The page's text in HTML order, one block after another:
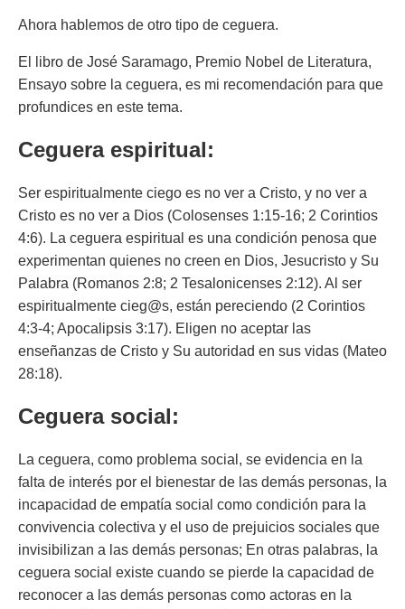
Ahora hablemos de otro tipo de ceguera.
El libro de José Saramago, Premio Nobel de Literatura,
Ensayo sobre la ceguera, es mi recomendación para que
profundices en este tema.
Ceguera espiritual:
Ser espiritualmente ciego es no ver a Cristo, y no ver a
Cristo es no ver a Dios (Colosenses 1:15-16; 2 Corintios
4:6). La ceguera espiritual es una condición penosa que
experimentan quienes no creen en Dios, Jesucristo y Su
Palabra (Romanos 2:8; 2 Tesalonicenses 2:12). Al ser
espiritualmente cieg@s, están pereciendo (2 Corintios
4:3-4; Apocalipsis 3:17). Eligen no aceptar las
enseñanzas de Cristo y Su autoridad en sus vidas (Mateo
28:18).
Ceguera social:
La ceguera, como problema social, se evidencia en la
falta de interés por el bienestar de las demás personas, la
incapacidad de empatía social como condición para la
convivencia colectiva y el uso de prejuicios sociales que
invisibilizan a las demás personas; En otras palabras, la
ceguera social existe cuando se pierde la capacidad de
reconocer a las demás personas como actoras en la